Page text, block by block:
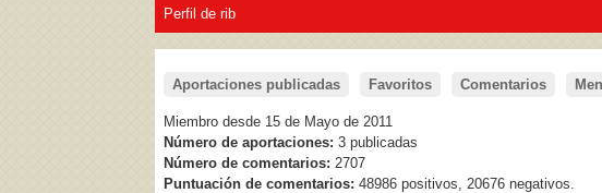
Perfil de rib
Aportaciones publicadas Favoritos Comentarios
Miembro desde 15 de Mayo de 2011
Número de aportaciones: 3 publicadas
Número de comentarios: 2707
Puntuación de comentarios: 48986 positivos, 20676 negativos.